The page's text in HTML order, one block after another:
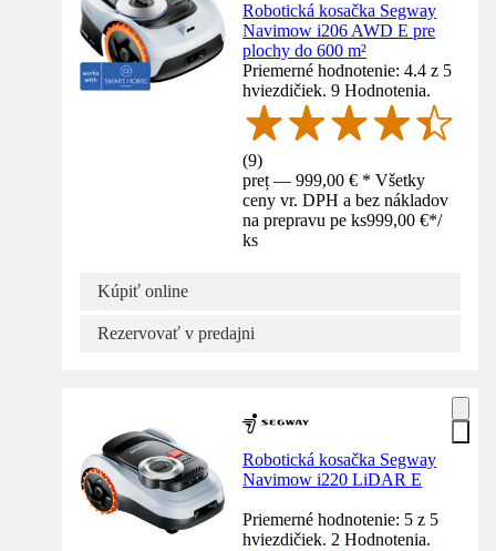
Robotická kosačka Segway
Navimow i206 AWD E pre
plochy do 600 m²
Priemerné hodnotenie: 4.4 z 5
hviezdičiek. 9 Hodnotenia.
(9)
preț — 999,00 € * Všetky
ceny vr. DPH a bez nákladov
na prepravu pe ks999,00 €*/
ks
Kúpiť online
Rezervovať v predajni
Robotická kosačka Segway
Navimow i220 LiDAR E
Priemerné hodnotenie: 5 z 5
hviezdičiek. 2 Hodnotenia.